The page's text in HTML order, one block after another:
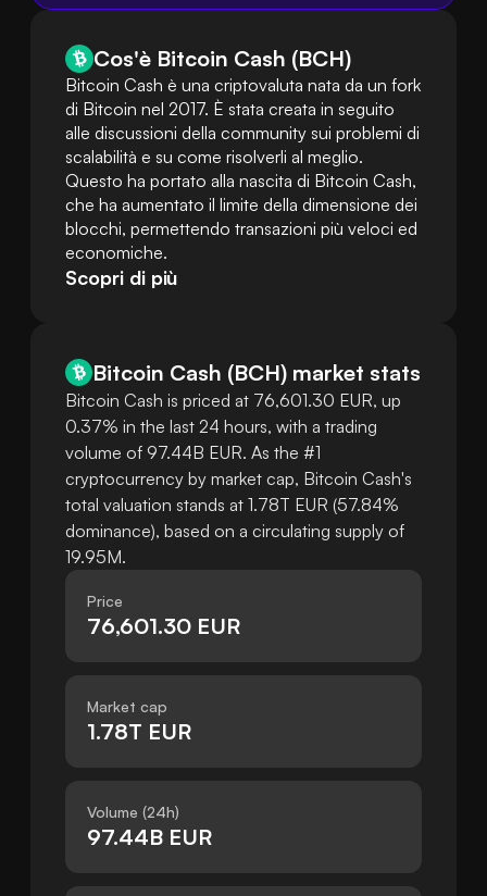
Cos'è Bitcoin Cash (BCH)
Bitcoin Cash è una criptovaluta nata da un fork
di Bitcoin nel 2017. È stata creata in seguito
alle discussioni della community sui problemi di
scalabilità e su come risolverli al meglio.
Questo ha portato alla nascita di Bitcoin Cash,
che ha aumentato il limite della dimensione dei
blocchi, permettendo transazioni più veloci ed
economiche.
Scopri di più
Bitcoin Cash (BCH) market stats
Bitcoin Cash is priced at 76,601.30 EUR, up
0.37% in the last 24 hours, with a trading
volume of 97.44B EUR. As the #1
cryptocurrency by market cap, Bitcoin Cash's
total valuation stands at 1.78T EUR (57.84%
dominance), based on a circulating supply of
19.95M.
Price
76,601.30 EUR
Market cap
1.78T EUR
Volume (24h)
97.44B EUR